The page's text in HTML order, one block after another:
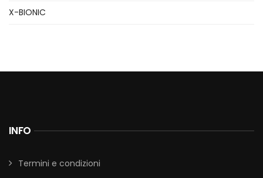
X-BIONIC
INFO
Termini e condizioni